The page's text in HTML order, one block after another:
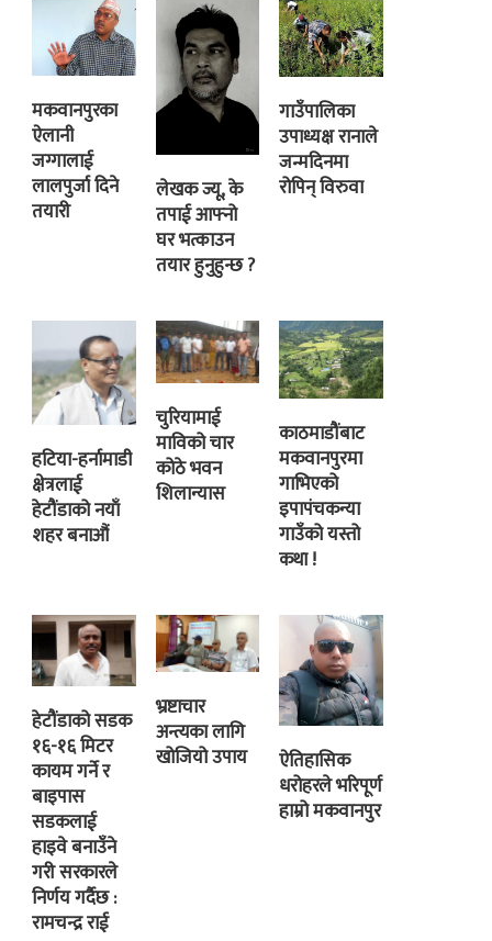
मकवानपुरका
ऐलानी
जग्गालाई
लालपुर्जा दिने
तयारी
लेखक ज्यू, के
तपाई आफ्नो
घर भत्काउन
तयार हुनुहुन्छ ?
गाउँपालिका
उपाध्यक्ष रानाले
जन्मदिनमा
रोपिन् विरुवा
हटिया-हर्नामाडी
क्षेत्रलाई
हेटौंडाको नयाँ
शहर बनाऔं
चुरियामाई
माविको चार
कोठे भवन
शिलान्यास
काठमाडौंबाट
मकवानपुरमा
गाभिएको
इपापंचकन्या
गाउँको यस्तो
कथा !
हेटौंडाको सडक
१६-१६ मिटर
कायम गर्ने र
बाइपास
सडकलाई
हाइवे बनाउँने
गरी सरकारले
निर्णय गर्दैछ :
रामचन्द्र राई
भ्रष्टाचार
अन्त्यका लागि
खोजियो उपाय
ऐतिहासिक
धरोहरले भरिपूर्ण
हाम्रो मकवानपुर